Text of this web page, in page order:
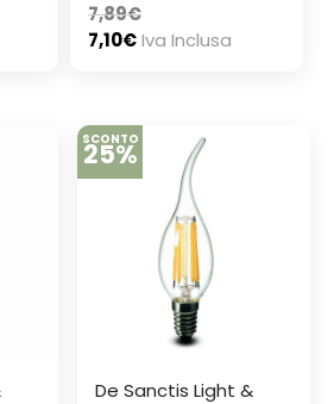
7,89€
7,10€Iva Inclusa
SCONTO
25%
De Sanctis Light &